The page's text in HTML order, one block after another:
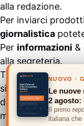
alla redazione.
Per inviarci
giornalistica
Per informazioni &
alla segreteria.
Tutti i contenuti
sito
duplicabili e/o
ma possono
NUOVO ·
Le nuove
2 agosto:
Il primo
italiana